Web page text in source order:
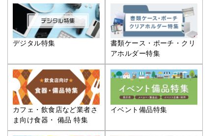
デジタル特集
書類ケース・ポーチ・クリ
アホルダー特集
カフェ・飲食店など業者さ
ま向け食器・ 備品 特集
イベント備品特集